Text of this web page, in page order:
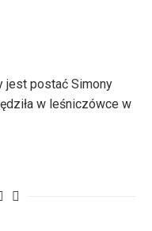
jest postać Simony
w leśniczówce w